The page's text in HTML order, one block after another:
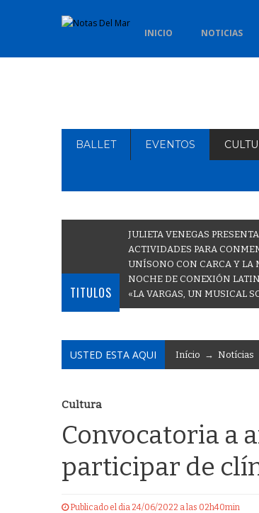
INICIO NOTICIAS
BALLET EVENTOS
TITULOS
JULIETA VENEGAS
ACTIVIDADES PARA
UNÍSONO CON CARCA Y LA
NOCHE DE CONEXIÓN
«LA VARGAS, UN MUSICAL
USTED ESTA AQUI Início → Notícias
Cultura
Convocatoria a
participar de
Publicado el dia 24/06/2022 a las 02h40min